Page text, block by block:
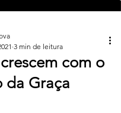
com o
da Graça
3 min de leitura